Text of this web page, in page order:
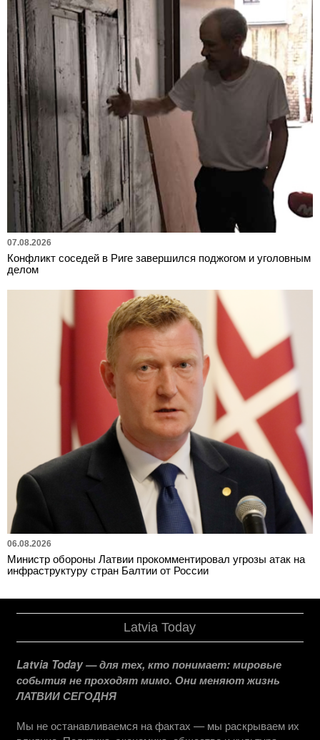
07.08.2026
Конфликт соседей в Риге завершился поджогом и уголовным
делом
06.08.2026
Министр обороны Латвии прокомментировал угрозы атак на
инфраструктуру стран Балтии от России
Latvia Today
Latvia Today — для тех, кто понимает: мировые
события не проходят мимо. Они меняют жизнь
ЛАТВИИ СЕГОДНЯ
Мы не останавливаемся на фактах — мы раскрываем их